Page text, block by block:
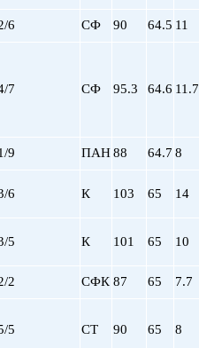
6 СФ 90 64.5 11
7 СФ 95.3 64.6 11.7
9 ПАН88 64.7 8
6 К 103 65 14
5 К 101 65 10
2 СФК 87 65 7.7
5 СТ 90 65 8